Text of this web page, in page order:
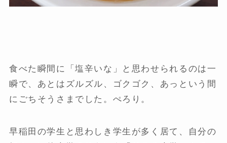
食べた瞬間に「塩辛いな」と思わせられるのは一
瞬で、あとはズルズル、ゴクゴク、あっという間
にごちそうさまでした。ぺろり。
早稲田の学生と思わしき学生が多く居て、自分の